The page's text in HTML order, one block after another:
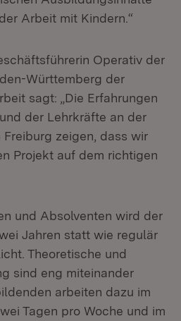
Arbeit mit Kindern.“
Operativ der
Württemberg der
sagt: „Die Erfahrungen
der Lehrkräfte an der
zeigen, dass wir
Projekt auf dem richtigen
und Absolventen wird der
Jahren statt wie regulär
Theoretische und
sind eng miteinander
arbeiten dazu im
Tagen pro Woche und im